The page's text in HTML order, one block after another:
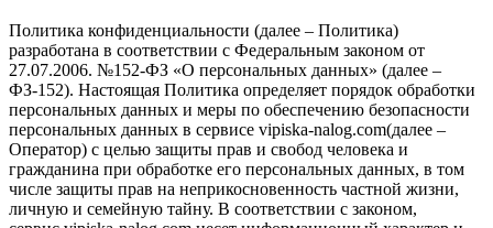
Политика конфиденциальности (далее – Политика)
разработана в соответствии с Федеральным законом от
27.07.2006. №152-ФЗ «О персональных данных» (далее –
ФЗ-152). Настоящая Политика определяет порядок обработки
персональных данных и меры по обеспечению безопасности
персональных данных в сервисе vipiska-nalog.com(далее –
Оператор) с целью защиты прав и свобод человека и
гражданина при обработке его персональных данных, в том
числе защиты прав на неприкосновенность частной жизни,
личную и семейную тайну. В соответствии с законом,